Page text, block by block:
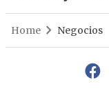
Home Negocios